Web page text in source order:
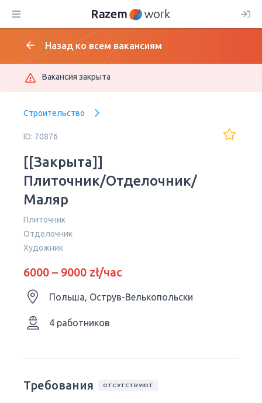
Назад ко всем вакансиям
Вакансия закрыта
Строительство
ID: 70876
[[Закрыта]]
Плиточник/Отделочник/
Маляр
Плиточник
Отделочник
Художник
6000 – 9000 zł/час
Польша, Острув-Велькопольски
4 работников
Требования ОТСУТСТВУЮТ